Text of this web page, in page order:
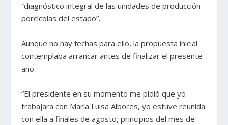
“diagnóstico integral de las unidades de producción
porcícolas del estado”.
Aunque no hay fechas para ello, la propuesta inicial
contemplaba arrancar antes de finalizar el presente
año.
“El presidente en su momento me pidió que yo
trabajara con María Luisa Albores, yo estuve reunida
con ella a finales de agosto, principios del mes de